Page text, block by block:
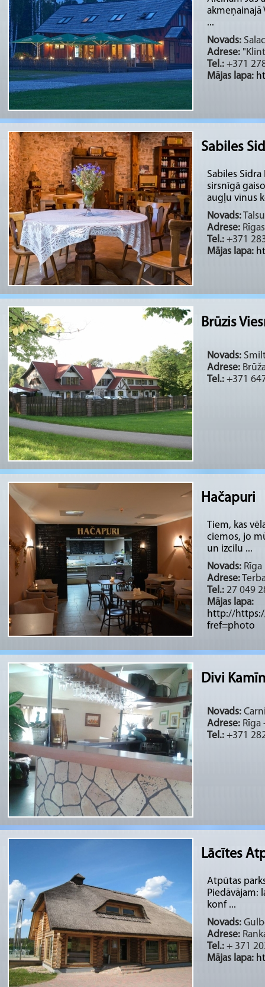
akmeņainajā
...
Novads:
Adrese:
Tel.: +371
Mājas lapa:
Sabiles
Sabiles
sirsnīgā
augļu vīnus
Novads:
Adrese:
Tel.: +371
Mājas lapa:
Brūzis
Novads:
Adrese:
Tel.: +371
Hačapuri
Tiem, kas
ciemos, jo
un izcilu ...
Novads:
Adrese:
Tel.: 27 049
Mājas lapa:
http://
fref=photo
Divi
Novads:
Adrese: Rīga
Tel.: +371
Lācītes
Atpūtas
Piedāvājam:
konf ...
Novads:
Adrese:
Tel.: + 371
Mājas lapa: